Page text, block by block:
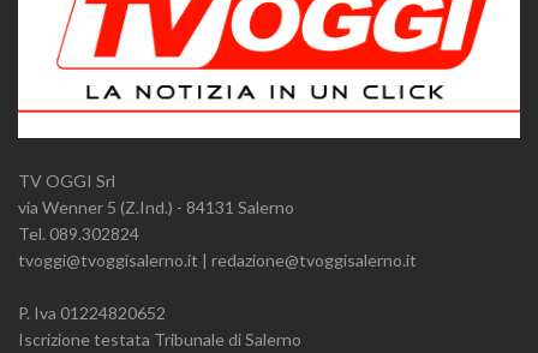
TV OGGI Srl
via Wenner 5 (Z.Ind.) - 84131 Salerno
Tel. 089.302824
tvoggi@tvoggisalerno.it | redazione@tvoggisalerno.it
P. Iva 01224820652
Iscrizione testata Tribunale di Salerno